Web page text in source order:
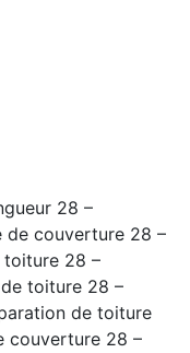
28 –
de couverture 28 –
28 –
toiture 28 –
de toiture
couverture 28 –